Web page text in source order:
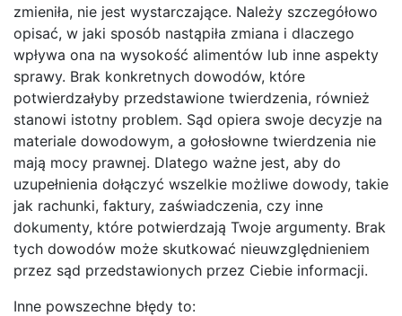
zmieniła, nie jest wystarczające. Należy szczegółowo
opisać, w jaki sposób nastąpiła zmiana i dlaczego
wpływa ona na wysokość alimentów lub inne aspekty
sprawy. Brak konkretnych dowodów, które
potwierdzałyby przedstawione twierdzenia, również
stanowi istotny problem. Sąd opiera swoje decyzje na
materiale dowodowym, a gołosłowne twierdzenia nie
mają mocy prawnej. Dlatego ważne jest, aby do
uzupełnienia dołączyć wszelkie możliwe dowody, takie
jak rachunki, faktury, zaświadczenia, czy inne
dokumenty, które potwierdzają Twoje argumenty. Brak
tych dowodów może skutkować nieuwzględnieniem
przez sąd przedstawionych przez Ciebie informacji.
Inne powszechne błędy to: